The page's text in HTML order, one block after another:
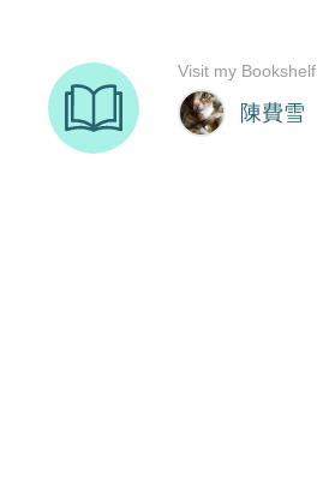
陳費雪
Visit my Bookshelf